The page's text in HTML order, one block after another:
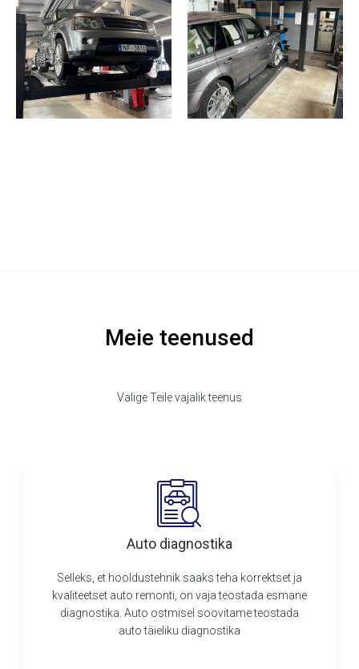
Meie teenused
Valige Teile vajalik teenus
Auto diagnostika
Selleks, et hooldustehnik saaks teha korrektset ja
kvaliteetset auto remonti, on vaja teostada esmane
diagnostika. Auto ostmisel soovitame teostada
auto täieliku diagnostika